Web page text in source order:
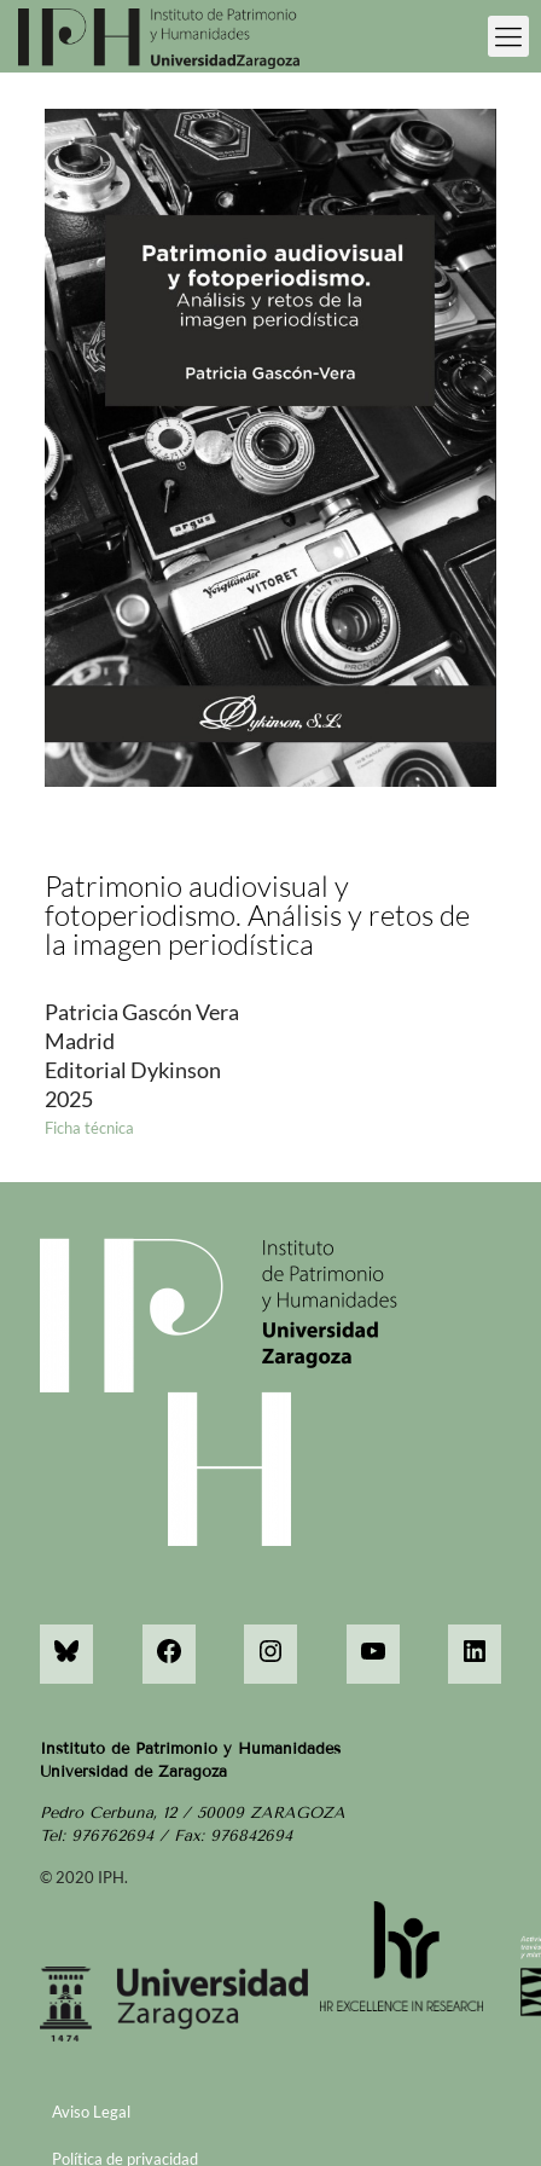
Patrimonio audiovisual y
fotoperiodismo. Análisis y retos de
la imagen periodística
Patricia Gascón Vera
Madrid
Editorial Dykinson
2025
Ficha técnica
Instituto de Patrimonio y Humanidades
Universidad de Zaragoza
Pedro Cerbuna, 12 / 50009 ZARAGOZA
Tel: 976762694 / Fax: 976842694
© 2020 IPH.
Aviso Legal
Política de privacidad